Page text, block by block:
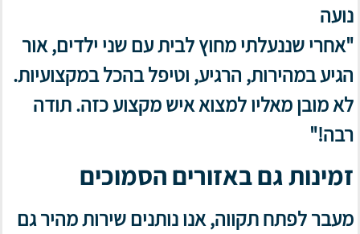
נועה
"אחרי שננעלתי מחוץ לבית עם שני ילדים, אור
הגיע במהירות, הרגיע, וטיפל בהכל במקצועיות.
לא מובן מאליו למצוא איש מקצוע כזה. תודה
רבה!"
זמינות גם באזורים הסמוכים
מעבר לפתח תקווה, אנו נותנים שירות מהיר גם